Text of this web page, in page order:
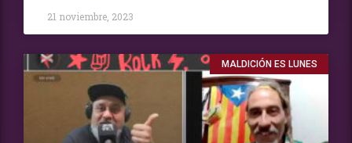
21 noviembre, 2023
MALDICIÓN ES LUNES